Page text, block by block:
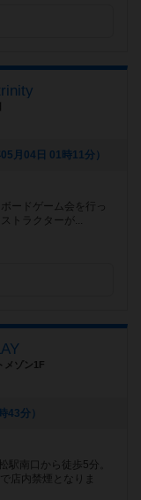
月04日 01時11分）
ードゲーム会を行っ
トラクターが...
メゾン1F
43分）
駅南口から徒歩5分。
店内禁煙となりま